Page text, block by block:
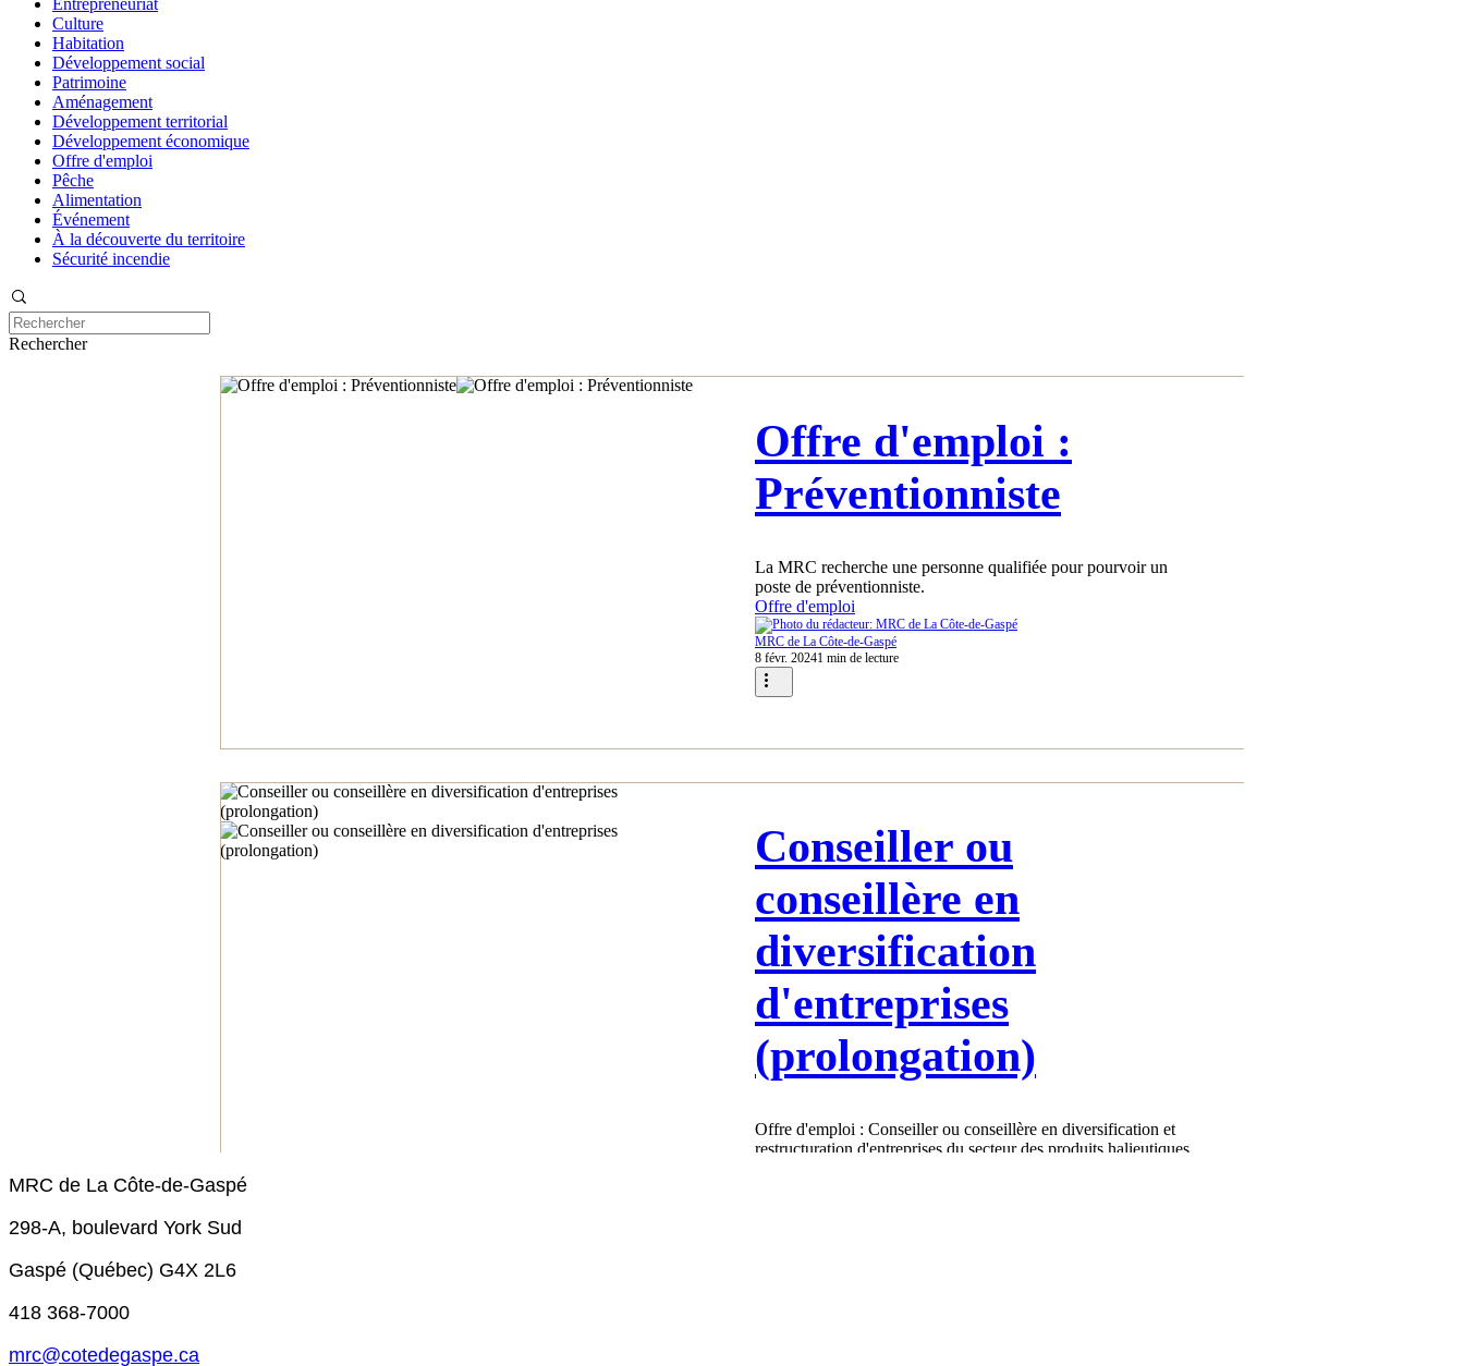
Entrepreneuriat
Culture
Habitation
Développement social
Patrimoine
Aménagement
Développement territorial
Développement économique
Offre d'emploi
Pêche
Alimentation
Événement
À la découverte du territoire
Sécurité incendie
Rechercher
Offre d'emploi :
Préventionniste
La MRC recherche une personne qualifiée pour pourvoir un
poste de préventionniste.
Offre d'emploi
MRC de La Côte-de-Gaspé
8 févr. 20241 min de lecture
Conseiller ou
conseillère en
diversification
d'entreprises
(prolongation)
Offre d'emploi : Conseiller ou conseillère en diversification et
restructuration d'entreprises du secteur des produits halieutiques
MRC de La Côte-de-Gaspé
298-A, boulevard York Sud
Gaspé (Québec) G4X 2L6
418 368-7000
mrc@cotedegaspe.ca